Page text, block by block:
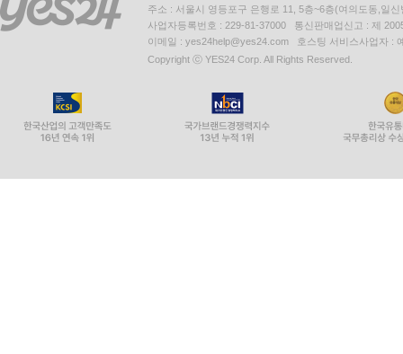
주소 : 서울시 영등포구 은행로 11, 5층~6층(여의도동,일신
사업자등록번호 : 229-81-37000 통신판매업신고 : 제
이메일 : yes24help@yes24.com 호스팅 서비스사업자 :
Copyright ⓒ YES24 Corp. All Rights Reserved.